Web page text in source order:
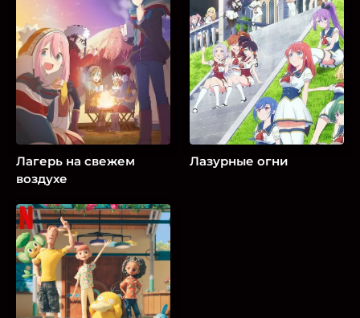
Лагерь на свежем
воздухе
Лазурные огни